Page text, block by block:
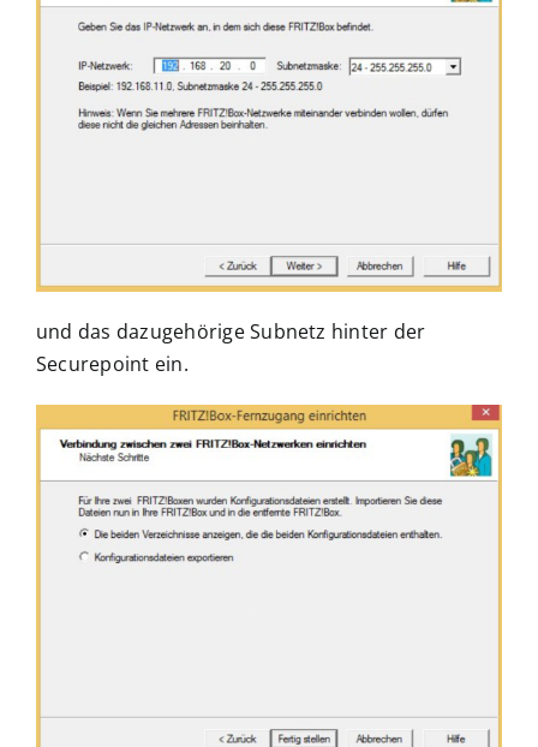
und das dazugehörige Subnetz hinter der
Securepoint ein.